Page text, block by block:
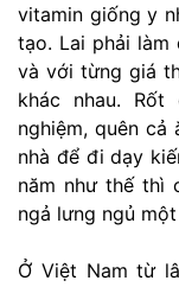
vitamin giống y
tạo. Lai phải làm
và với từng giá
khác nhau.
nghiệm, quên cả
nhà để đi dạy
năm như thế thì
ngả lưng ngủ
Ở Việt Nam từ